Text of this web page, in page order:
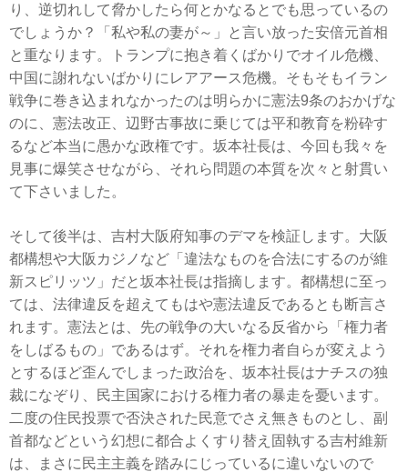
り、逆切れして脅かしたら何とかなるとでも思っているの
でしょうか？「私や私の妻が～」と言い放った安倍元首相
と重なります。トランプに抱き着くばかりでオイル危機、
中国に謝れないばかりにレアアース危機。そもそもイラン
戦争に巻き込まれなかったのは明らかに憲法9条のおかげな
のに、憲法改正、辺野古事故に乗じては平和教育を粉砕す
るなど本当に愚かな政権です。坂本社長は、今回も我々を
見事に爆笑させながら、それら問題の本質を次々と射貫い
て下さいました。
そして後半は、吉村大阪府知事のデマを検証します。大阪
都構想や大阪カジノなど「違法なものを合法にするのが維
新スピリッツ」だと坂本社長は指摘します。都構想に至っ
ては、法律違反を超えてもはや憲法違反であるとも断言さ
れます。憲法とは、先の戦争の大いなる反省から「権力者
をしばるもの」であるはず。それを権力者自らが変えよう
とするほど歪んでしまった政治を、坂本社長はナチスの独
裁になぞり、民主国家における権力者の暴走を憂います。
二度の住民投票で否決された民意でさえ無きものとし、副
首都などという幻想に都合よくすり替え固執する吉村維新
は、まさに民主主義を踏みにじっているに違いないので